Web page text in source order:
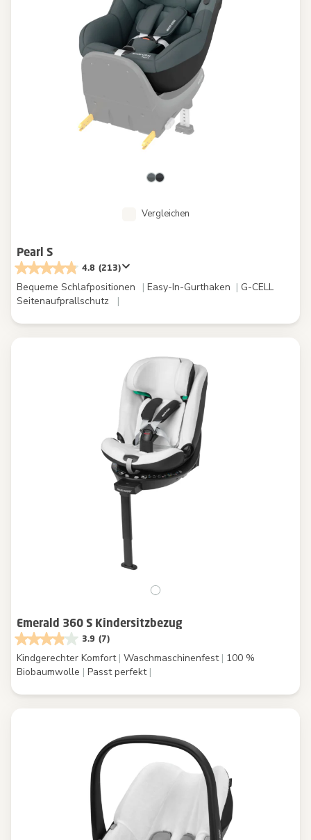
Vergleichen
Pearl S
4.8 (213)
Bequeme Schlafpositionen | Easy-In-Gurthaken | G-CELL
Seitenaufprallschutz |
Emerald 360 S Kindersitzbezug
3.9 (7)
Kindgerechter Komfort | Waschmaschinenfest | 100 %
Biobaumwolle | Passt perfekt |